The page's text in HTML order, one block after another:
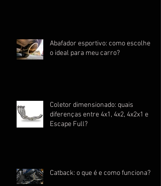
Abafador esportivo: como escolher
o ideal para meu carro?
Coletor dimensionado: quais
diferenças entre 4x1, 4x2, 4x2x1 e
Escape Full?
Catback: o que é e como funciona?